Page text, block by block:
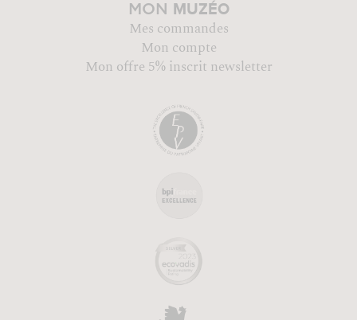
MON MUZÉO
Mes commandes
Mon compte
Mon offre 5% inscrit newsletter